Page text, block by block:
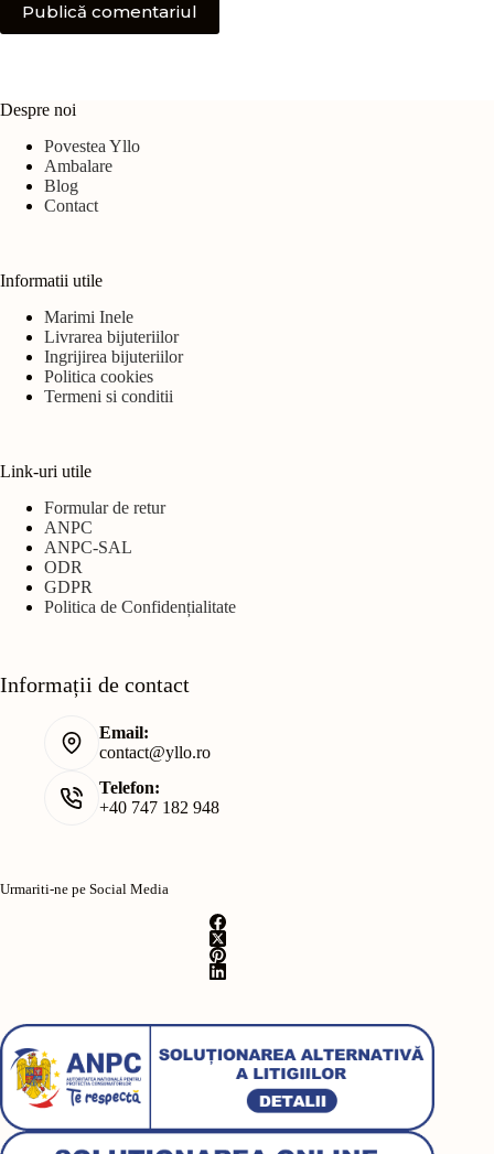
Publică comentariul
Despre noi
Povestea Yllo
Ambalare
Blog
Contact
Informatii utile
Marimi Inele
Livrarea bijuteriilor
Ingrijirea bijuteriilor
Politica cookies
Termeni si conditii
Link-uri utile
Formular de retur
ANPC
ANPC-SAL
ODR
GDPR
Politica de Confidențialitate
Informații de contact
Email:
contact@yllo.ro
Telefon:
+40 747 182 948
Urmariti-ne pe Social Media